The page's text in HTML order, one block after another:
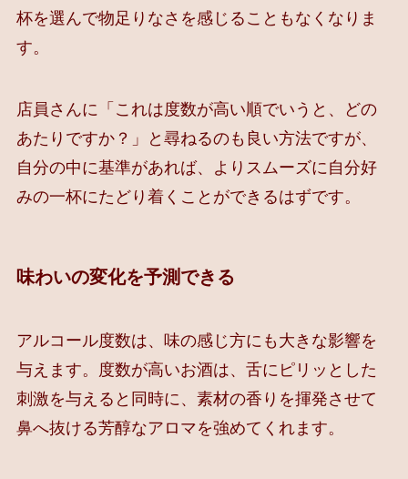
杯を選んで物足りなさを感じることもなくなりま
す。
店員さんに「これは度数が高い順でいうと、どの
あたりですか？」と尋ねるのも良い方法ですが、
自分の中に基準があれば、よりスムーズに自分好
みの一杯にたどり着くことができるはずです。
味わいの変化を予測できる
アルコール度数は、味の感じ方にも大きな影響を
与えます。度数が高いお酒は、舌にピリッとした
刺激を与えると同時に、素材の香りを揮発させて
鼻へ抜ける芳醇なアロマを強めてくれます。